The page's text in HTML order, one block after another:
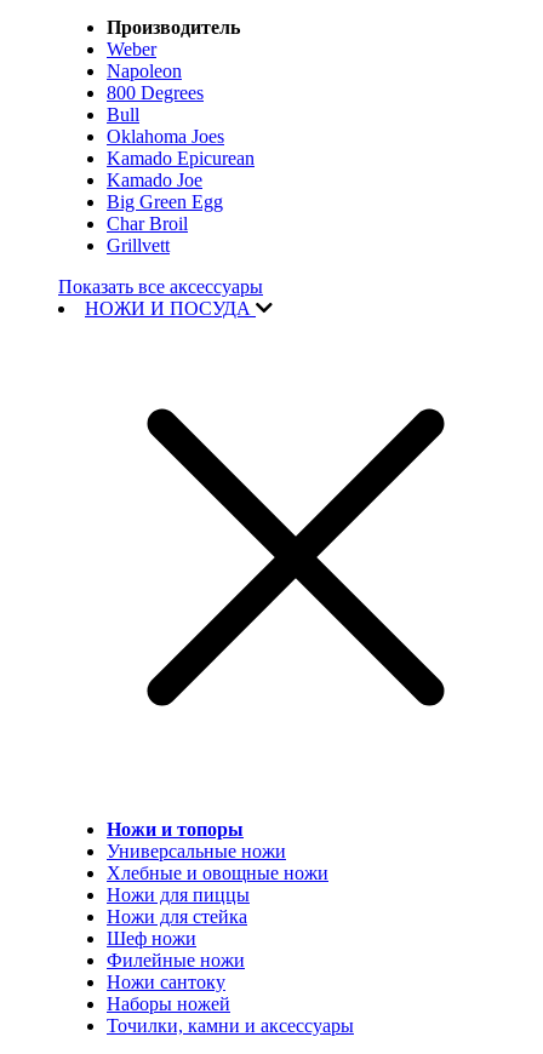
Производитель
Weber
Napoleon
800 Degrees
Bull
Oklahoma Joes
Kamado Epicurean
Kamado Joe
Big Green Egg
Char Broil
Grillvett
Показать все аксессуары
НОЖИ И ПОСУДА
Ножи и топоры
Универсальные ножи
Хлебные и овощные ножи
Ножи для пиццы
Ножи для стейка
Шеф ножи
Филейные ножи
Ножи сантоку
Наборы ножей
Точилки, камни и аксессуары